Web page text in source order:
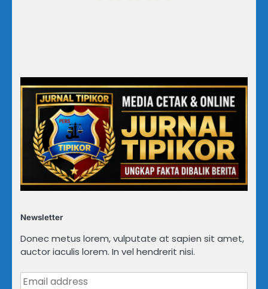
Newsletter
Donec metus lorem, vulputate at sapien sit amet,
auctor iaculis lorem. In vel hendrerit nisi.